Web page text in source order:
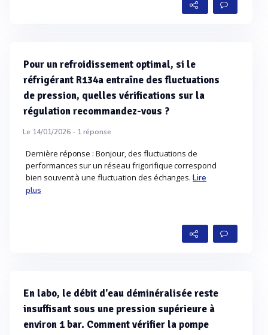
Pour un refroidissement optimal, si le
réfrigérant R134a entraîne des fluctuations
de pression, quelles vérifications sur la
régulation recommandez-vous ?
Le 14/01/2026 - 1réponse
Dernière réponse : Bonjour, des fluctuations de
performances sur un réseau frigorifique correspond
bien souvent à une fluctuation des échanges.Lire
plus
En labo, le débit d'eau déminéralisée reste
insuffisant sous une pression supérieure à
environ 1 bar. Comment vérifier la pompe